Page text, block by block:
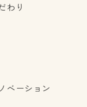
わり
ベーション